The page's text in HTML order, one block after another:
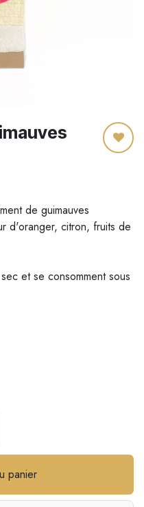
de guimauves
d'oranger, citron, fruits de
et se consomment sous
panier